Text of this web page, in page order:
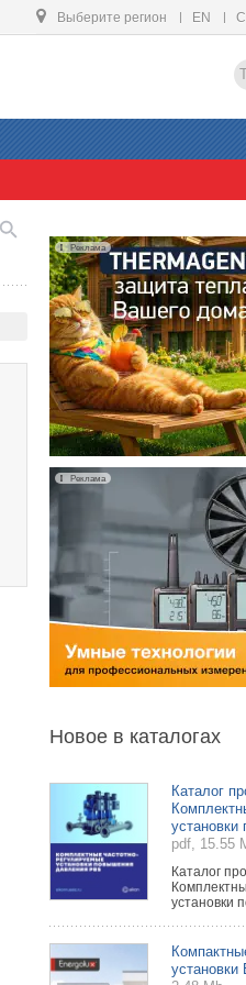
Выберите регион EN
Реклама
Реклама
Новое в каталогах
Каталог
pdf, 15.55
Каталог
установки
установки